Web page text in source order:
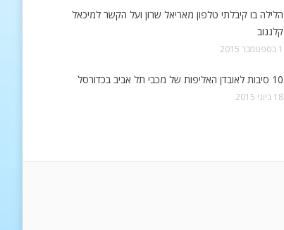
הלילה בו קיבלתי טלפון מאריאל שרון ועל הקשר למיכאל
קלגנוב
1 בספטמבר 2015
10 סיבות לאובדן האליפות של מכבי תל אביב בכדורסל
18 ביוני 2015